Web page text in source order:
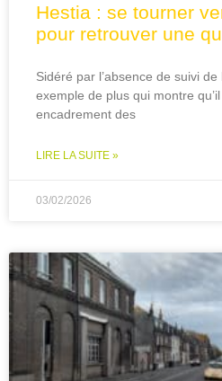
Hestia : se tourner
pour retrouver une
Sidéré par l’absence de suivi
exemple de plus qui montre
encadrement des
LIRE LA SUITE »
03/02/2026